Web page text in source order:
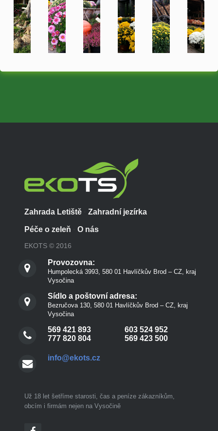
Zahrada Letiště Zahradní jezírka
Péče o zeleň O nás
EKOTS © 2016
Provozovna:
Humpolecká 3993, 580 01 Havlíčkův Brod – CZ, kraj
Vysočina
Sídlo a poštovní adresa:
Bezručova 130, 580 01 Havlíčkův Brod – CZ, kraj
Vysočina
569 421 893
603 524 952
777 820 804
569 423 500
info@ekots.cz
Už 18 let šetříme starosti, čas a peníze zákazníkům,
obcím i firmám nejen na Vysočině